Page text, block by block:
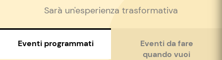
Sarà un'esperienza trasformativa
Eventi programmati
Eventi da fare
quando vuoi